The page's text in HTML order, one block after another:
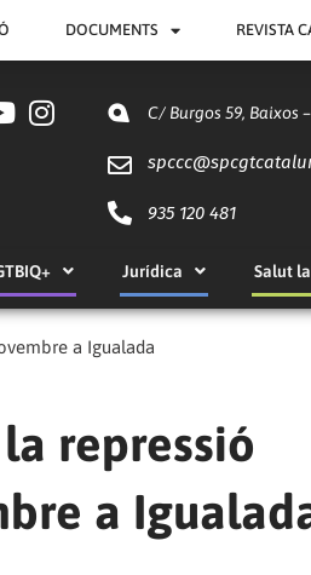
DOCUMENTS REVISTA
C/ Burgos 59, Baixos
spccc@
935 120 481
Jurídica Salut
a Igualada
repressió
a